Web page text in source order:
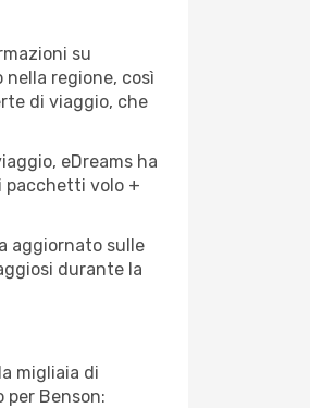
su
regione, così
di viaggio, che
eDreams ha
pacchetti volo +
aggiornato sulle
durante la
migliaia di
per Benson: